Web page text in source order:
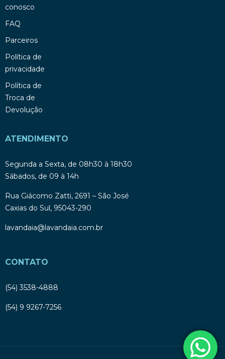
conosco
FAQ
Parceiros
Política de
privacidade
Política de
Troca de
Devolução
ATENDIMENTO
Segunda a Sexta, de 08h30 à 18h30
Sábados, de 09 à 14h
Rua Giácomo Zatti, 2691 – São José
Caxias do Sul, 95043-290
lavandaia@lavandaia.com.br
CONTATO
(54) 3538-4888
(54) 9 9267-7256